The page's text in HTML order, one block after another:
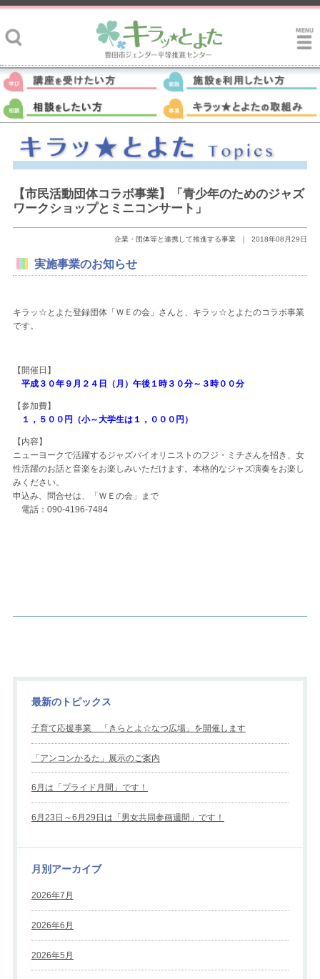
【市民活動団体コラボ事業】「青少年のためのジャズ
ワークショップとミニコンサート」
企業・団体等と連携して推進する事業 ｜ 2018年08月29日
実施事業のお知らせ
キラッ☆とよた登録団体「ＷＥの会」さんと、キラッ☆とよたのコラボ事業
です。
【開催日】
平成３０年９月２４日（月）午後１時３０分～３時００分
【参加費】
１，５００円（小～大学生は１，０００円）
【内容】
ニューヨークで活躍するジャズバイオリニストのフジ・ミチさんを招き、女
性活躍のお話と音楽をお楽しみいただけます。本格的なジャズ演奏をお楽し
みください。
申込み、問合せは、「ＷＥの会」まで
電話：090-4196-7484
最新のトピックス
子育て応援事業 「きらとよ☆なつ広場」を開催します
「アンコンかるた」展示のご案内
6月は「プライド月間」です！
6月23日～6月29日は「男女共同参画週間」です！
月別アーカイブ
2026年7月
2026年6月
2026年5月